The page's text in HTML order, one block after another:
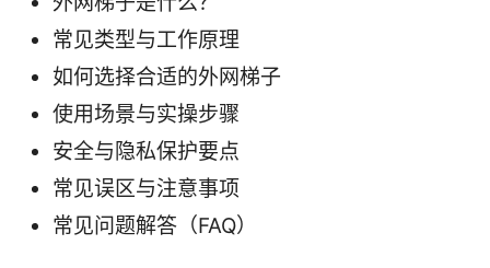
常见类型与工作原理
如何选择合适的外网梯子
使用场景与实操步骤
安全与隐私保护要点
常见误区与注意事项
常见问题解答（FAQ）